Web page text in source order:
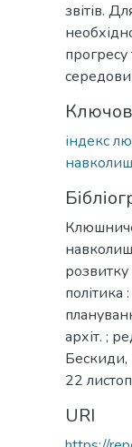
звітів.
індекс
політика
архіт. ;
Бескиди,
22
URI